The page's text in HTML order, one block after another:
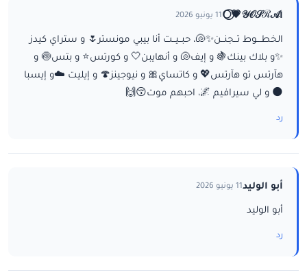
ا𝒴𝒪𝒮ℛ𝒜💗⃝🌕 11 يونيو 2026
الخطـــوط تــجنــن✨🐚، حبــيــت أنا بيبي مونستر🌷 و ستراي كيدز
✨و بلاك بينك🍇 و إيف🐚 و أنهايبن🤍 و كورتس⭐ و بتس🍥 و
هآرتس تو هآرتس💖 و كاتساي🎀 و نيوجينز🍄 و إيليت ☁️و إيسبا
🌑 و لي سيرافيم 🌌، احبهم موت😚🙌
رد
أبو الوليد11 يونيو 2026
أبو الوليد
رد